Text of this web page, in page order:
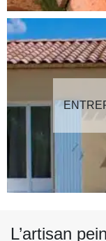
L’artisan